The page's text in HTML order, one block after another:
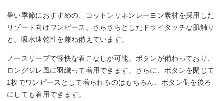
暑い季節におすすめの、コットンリネンレーヨン素材を採用した
リゾート向けワンピース。さらさらとしたドライタッチな肌触り
と、吸水速乾性を兼ね備えています。
ノースリーブで軽快な着こなしが可能。ボタンが備わっており、
ロングジレ風に羽織って着用できます。さらに、ボタンを閉じて
1枚でワンピースとして着られるのはもちろん、ボタン側を後ろ
にしても着用できます。